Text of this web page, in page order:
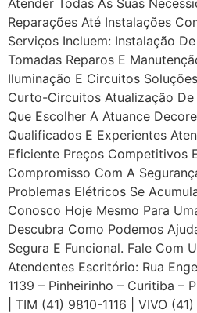
Atender Todas As Suas
Reparações Até Instalações
Serviços Incluem: Instalação
Tomadas Reparos E
Iluminação E Circuitos
Curto-Circuitos Atualização
Que Escolher A Atuance
Qualificados E Experientes
Eficiente Preços Competitivos
Compromisso Com A
Problemas Elétricos Se
Conosco Hoje Mesmo Para
Descubra Como Podemos
Segura E Funcional. Fale Com
Atendentes Escritório: Rua
1139 – Pinheirinho – Curitiba –
| TIM (41) 9810-1116 | VIVO